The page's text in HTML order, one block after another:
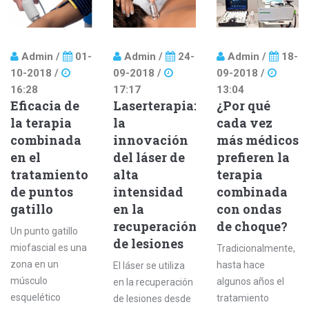
corrientes en
niños.
los beneficios en
patologías de
efectividad de la
magnetoterapia
en él.
Admin /
01-
10-2018 /
16:28
Eficacia de
la terapia
combinada
en el
tratamiento
de puntos
gatillo
Un punto gatillo
miofascial es una
zona en un
músculo
esquelético
Admin /
24-
09-2018 /
17:17
Laserterapia:
la
innovación
del láser de
alta
intensidad
en la
recuperación
de lesiones
El láser se utiliza
en la recuperación
de lesiones desde
Admin /
18-
09-2018 /
13:04
¿Por qué
cada vez
más médicos
prefieren la
terapia
combinada
con ondas
de choque?
Tradicionalmente,
hasta hace
algunos años el
tratamiento